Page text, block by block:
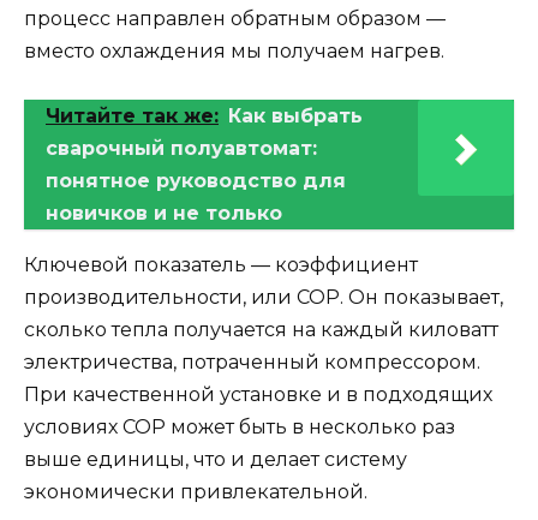
процесс направлен обратным образом —
вместо охлаждения мы получаем нагрев.
Читайте так же: Как выбрать
сварочный полуавтомат:
понятное руководство для
новичков и не только
Ключевой показатель — коэффициент
производительности, или COP. Он показывает,
сколько тепла получается на каждый киловатт
электричества, потраченный компрессором.
При качественной установке и в подходящих
условиях COP может быть в несколько раз
выше единицы, что и делает систему
экономически привлекательной.